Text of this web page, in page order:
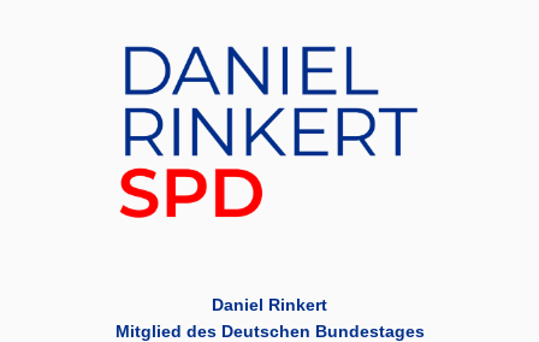
Daniel Rinkert
Mitglied des Deutschen Bundestages